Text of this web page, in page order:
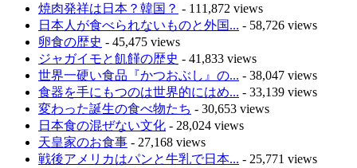
焼肉発祥は日本？韓国？ - 111,872 views
日本人が食べられないものと外国... - 58,726 views
卵食の歴史 - 45,475 views
ジャガイモと飢饉の歴史 - 41,833 views
世界一硬い食品『かつおぶし』の... - 38,047 views
食器を手にもつのは世界的にはめ... - 33,139 views
変わった誕生の食べ物たち - 30,653 views
日本食の混ぜない文化 - 28,024 views
天皇家のお食事 - 27,168 views
戦後アメリカはパンと牛乳で日本... - 25,771 views